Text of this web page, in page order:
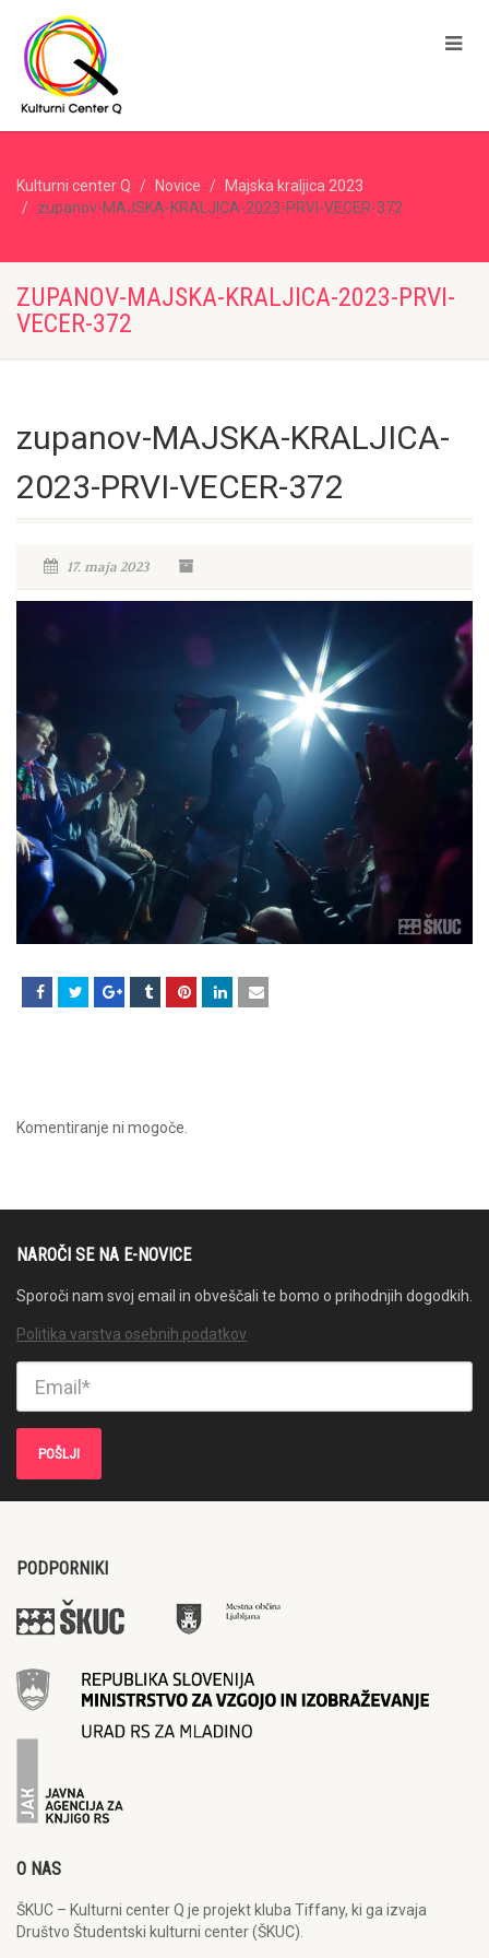
Kulturni center Q Novice
Majska kraljica 2023
zupanov-MAJSKA-KRALJICA-2023-PRVI-VECER-372
ZUPANOV-MAJSKA-KRALJICA-2023-PRVI-
VECER-372
zupanov-MAJSKA-KRALJICA-
2023-PRVI-VECER-372
17. maja 2023
Komentiranje ni mogoče.
NAROČI SE NA E-NOVICE
Sporoči nam svoj email in obveščali te bomo o prihodnjih dogodkih.
Politika varstva osebnih podatkov
PODPORNIKI
O NAS
ŠKUC – Kulturni center Q je projekt kluba Tiffany, ki ga izvaja
Društvo Študentski kulturni center (ŠKUC).